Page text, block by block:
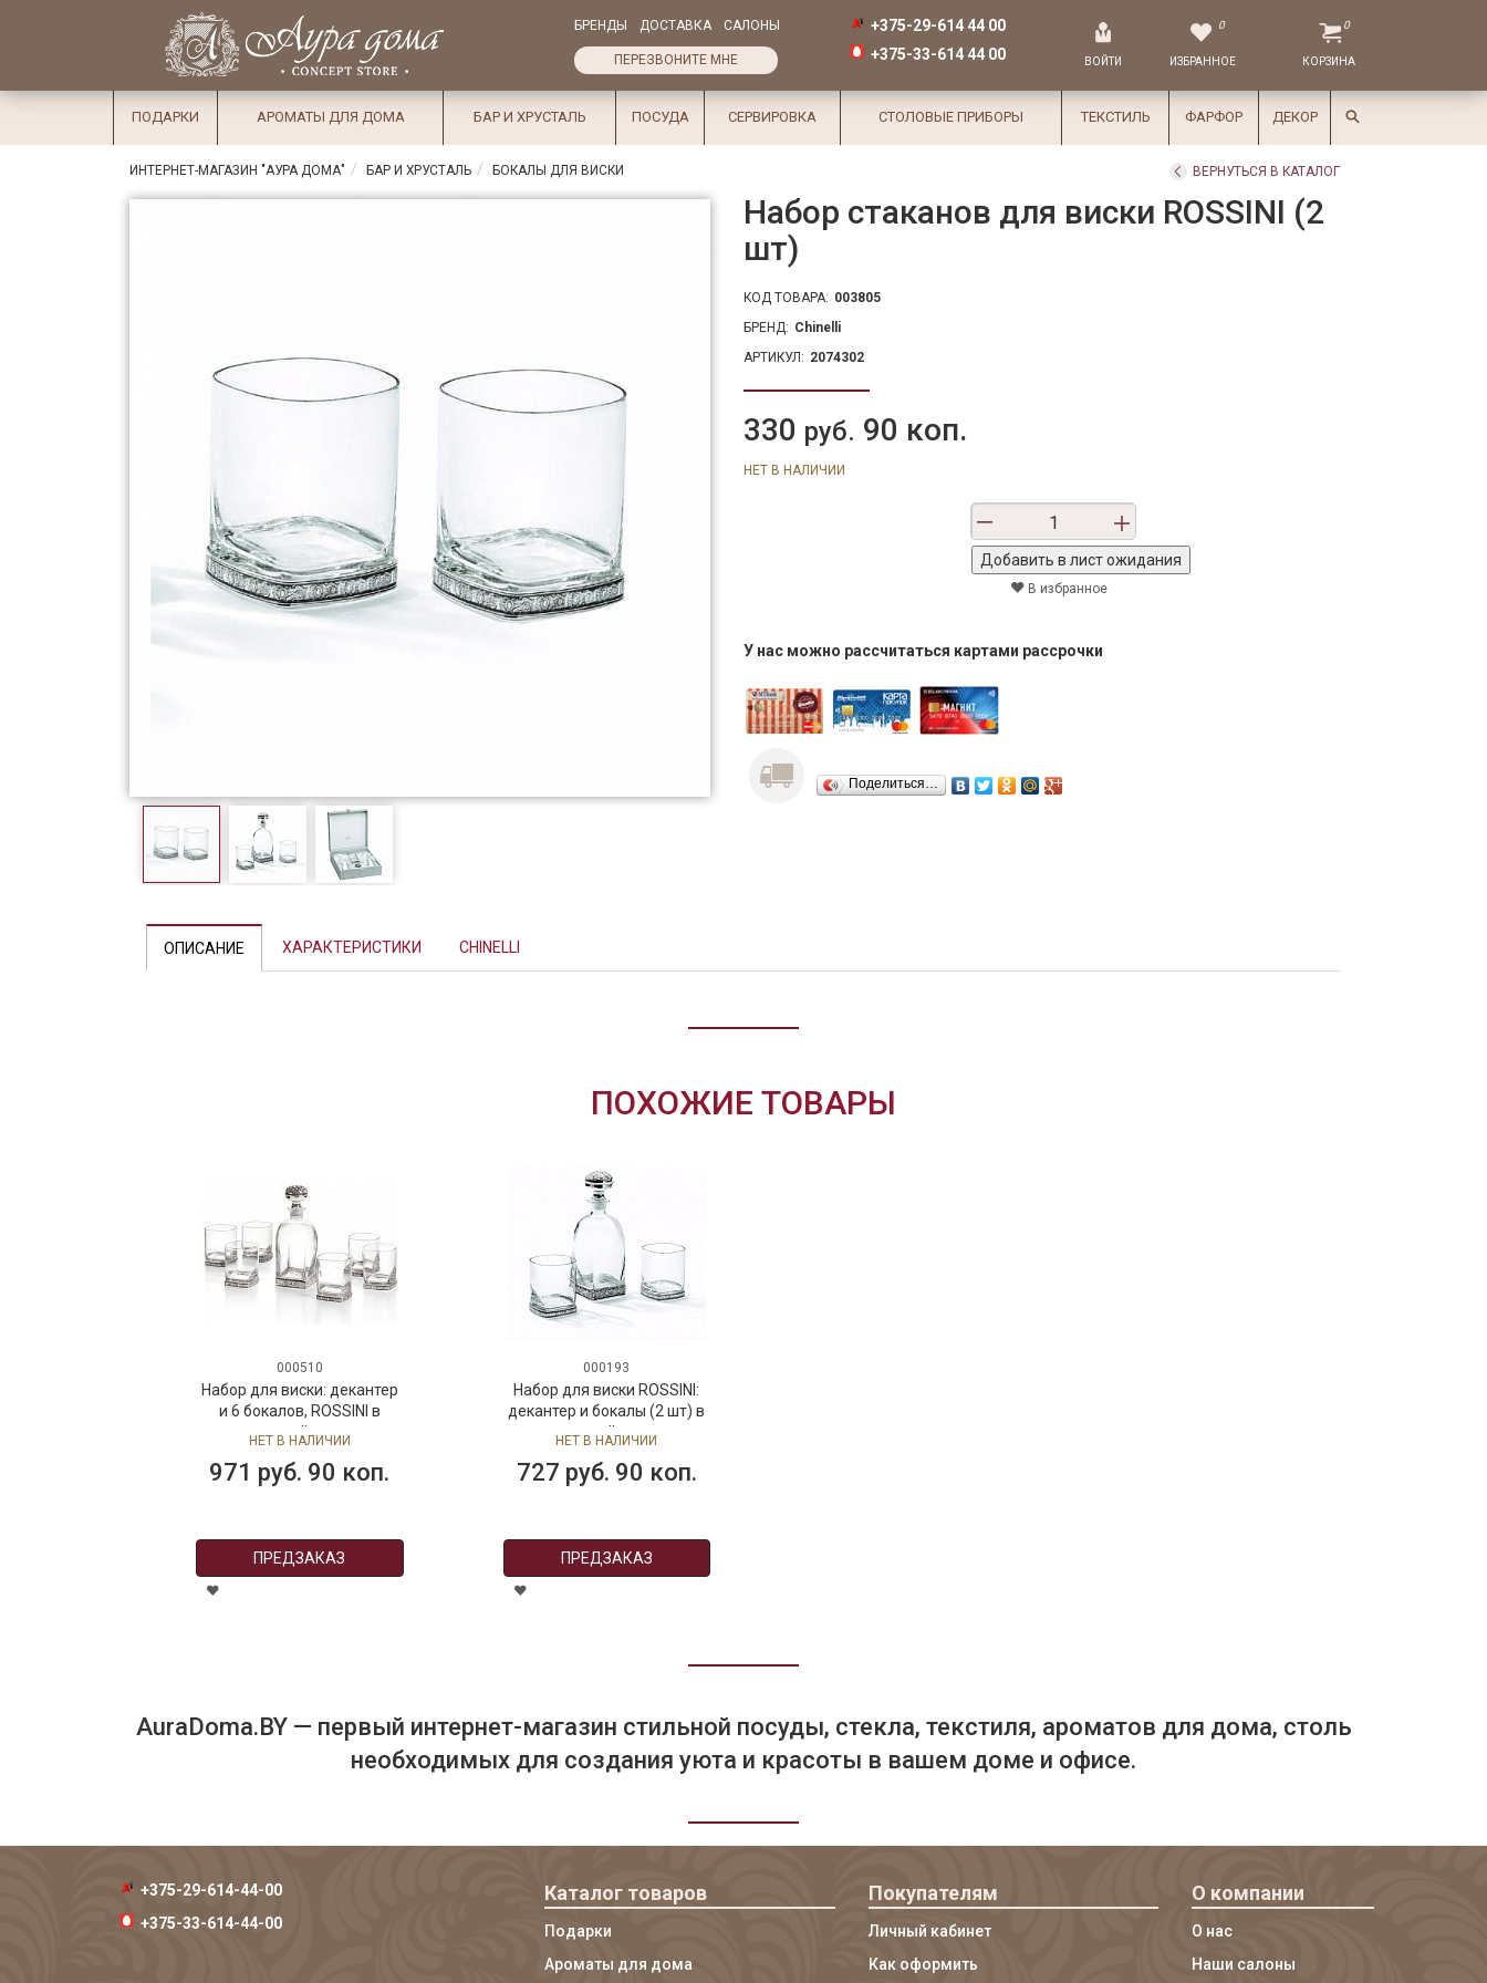
Избранное
×
СалоныДоставка
Оплата
Подарки
Ароматы
для дома
БРЕНДЫ ДОСТАВКА САЛОНЫ
ПЕРЕЗВОНИТЕ МНЕ
+375-29-614 44 00
+375-33-614 44 00
ВОЙТИ
0
ИЗБРАННОЕ
0
КОРЗИНА
ПОДАРКИ АРОМАТЫ ДЛЯ ДОМА БАР И ХРУСТАЛЬ ПОСУДА СЕРВИРОВКА СТОЛОВЫЕ ПРИБОРЫ ТЕКСТИЛЬ ФАРФОР ДЕКОР
ИНТЕРНЕТ-МАГАЗИН "АУРА ДОМА" БАР И ХРУСТАЛЬ БОКАЛЫ ДЛЯ ВИСКИ ВЕРНУТЬСЯ В КАТАЛОГ
Набор стаканов для виски ROSSINI (2
шт)
КОД ТОВАРА: 003805
БРЕНД: Chinelli
АРТИКУЛ: 2074302
330 руб. 90 коп.
НЕТ В НАЛИЧИИ
В избранное
У нас можно рассчитаться картами рассрочки
Поделиться…
ОПИСАНИЕ ХАРАКТЕРИСТИКИ CHINELLI
ПОХОЖИЕ ТОВАРЫ
000510
Набор для виски: декантер
и 6 бокалов, ROSSINI в
подарочной упаковке
НЕТ В НАЛИЧИИ
971 руб. 90 коп.
ПРЕДЗАКАЗ
000193
Набор для виски ROSSINI:
декантер и бокалы (2 шт) в
подарочной упаковке
НЕТ В НАЛИЧИИ
727 руб. 90 коп.
ПРЕДЗАКАЗ
AuraDoma.BY — первый интернет-магазин стильной посуды, стекла, текстиля, ароматов для дома, столь
необходимых для создания уюта и красоты в вашем доме и офисе.
+375-29-614-44-00
+375-33-614-44-00
Каталог товаров
Подарки
Ароматы для дома
Покупателям
Личный кабинет
Как оформить
О компании
О нас
Наши салоны